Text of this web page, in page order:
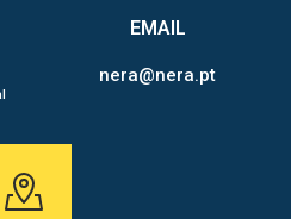
EMAIL
nera@nera.pt